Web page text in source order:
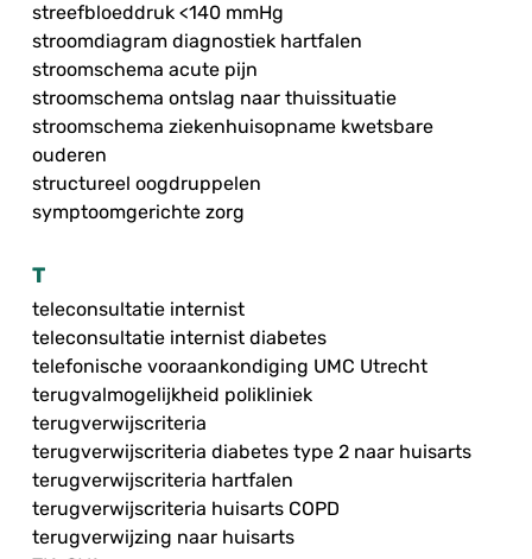
streefbloeddruk <140 mmHg
stroomdiagram diagnostiek hartfalen
stroomschema acute pijn
stroomschema ontslag naar thuissituatie
stroomschema ziekenhuisopname kwetsbare
ouderen
structureel oogdruppelen
symptoomgerichte zorg
T
teleconsultatie internist
teleconsultatie internist diabetes
telefonische vooraankondiging UMC Utrecht
terugvalmogelijkheid polikliniek
terugverwijscriteria
terugverwijscriteria diabetes type 2 naar huisarts
terugverwijscriteria hartfalen
terugverwijscriteria huisarts COPD
terugverwijzing naar huisarts